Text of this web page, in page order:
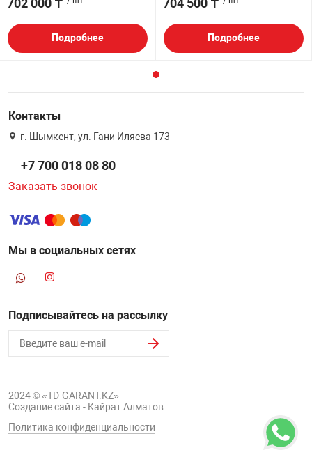
Подробнее Подробнее
Контакты
г. Шымкент, ул. Гани Иляева 173
+7 700 018 08 80
Заказать звонок
Мы в социальных сетях
Подписывайтесь на рассылку
2024 © «TD-GARANT.KZ»
Создание сайта - Кайрат Алматов
Политика конфиденциальности